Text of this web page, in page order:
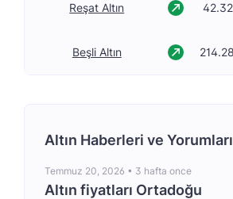
Reşat Altın
Beşli Altın
Altın Haberleri ve Yorumları
Temmuz 20, 2026 • 3 hafta once
Altın fiyatları Ortadoğu